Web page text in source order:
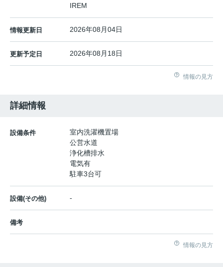
IREM
情報更新日 2026年08月04日
更新予定日 2026年08月18日
情報の見方
詳細情報
設備条件
室内洗濯機置場
公営水道
浄化槽排水
電気有
駐車3台可
設備(その他) -
備考
情報の見方